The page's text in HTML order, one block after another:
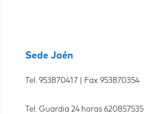
Sede Jaén
Tel. 953870417 | Fax 953870354
Tel. Guardia 24 horas 620857535